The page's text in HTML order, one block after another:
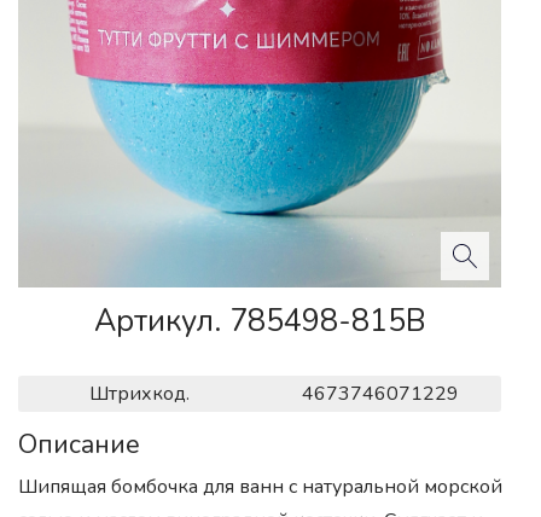
Артикул. 785498-815B
Штрихкод. 4673746071229
Описание
Шипящая бомбочка для ванн с натуральной морской